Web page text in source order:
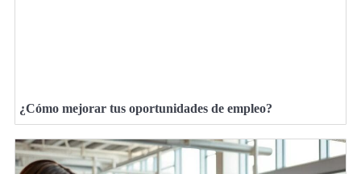
¿Cómo mejorar tus oportunidades de empleo?